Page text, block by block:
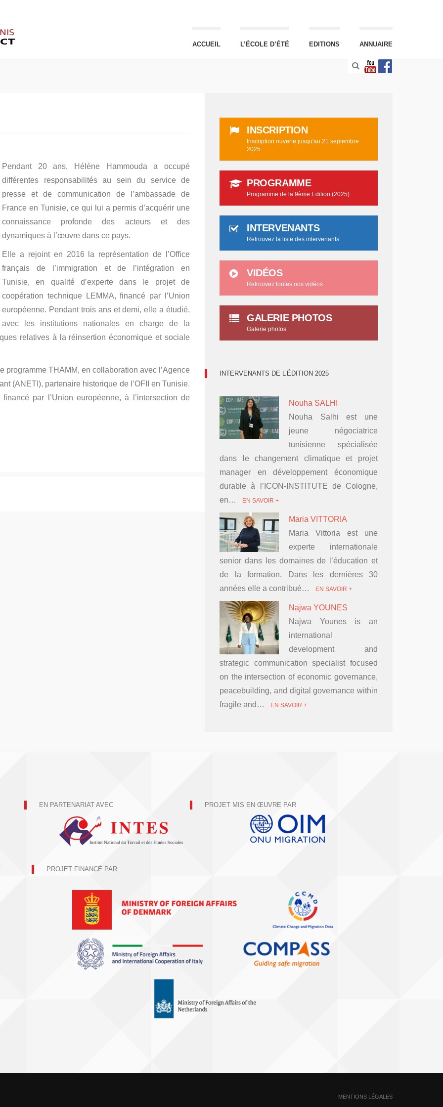
ACCUEIL L’ÉCOLE D’ÉTÉ EDITIONS ANNUAIRE
Pendant 20 ans, Hélène Hammouda a occupé
différentes responsabilités au sein du service de
presse et de communication de l’ambassade de
France en Tunisie, ce qui lui a permis d’acquérir une
connaissance profonde des acteurs et des
dynamiques à l’œuvre dans ce pays.
Elle a rejoint en 2016 la représentation de l’Office
français de l’immigration et de l’intégration en
Tunisie, en qualité d’experte dans le projet de
coopération technique LEMMA, financé par l’Union
européenne. Pendant trois ans et demi, elle a étudié,
avec les institutions nationales en charge de la
relatives à la réinsertion économique et sociale
programme THAMM, en collaboration avec l’Agence
(ANETI), partenaire historique de l’OFII en Tunisie.
par l’Union européenne, à l’intersection de
INSCRIPTION
Inscription ouverte jusqu'au 21 septembre
2025
PROGRAMME
Programme de la 9ème Edition (2025)
INTERVENANTS
Retrouvez la liste des intervenants
VIDÉOS
Retrouvez toutes nos vidéos
GALERIE PHOTOS
Galerie photos
INTERVENANTS DE L’ÉDITION 2025
Nouha SALHI
Nouha Salhi est une
jeune négociatrice
tunisienne spécialisée
dans le changement climatique et projet
manager en développement économique
durable à l’ICON-INSTITUTE de Cologne,
en…
EN SAVOIR +
Maria VITTORIA
Maria Vittoria est une
experte internationale
senior dans les domaines de l’éducation et
de la formation. Dans les dernières 30
années elle a contribué…
EN SAVOIR +
Najwa YOUNES
Najwa Younes is an
international
development and
strategic communication specialist focused
on the intersection of economic governance,
peacebuilding, and digital governance within
fragile and…
EN SAVOIR +
EN PARTENARIAT AVEC PROJET MIS EN ŒUVRE PAR
PROJET FINANCÉ PAR
MENTIONS LÉGALES